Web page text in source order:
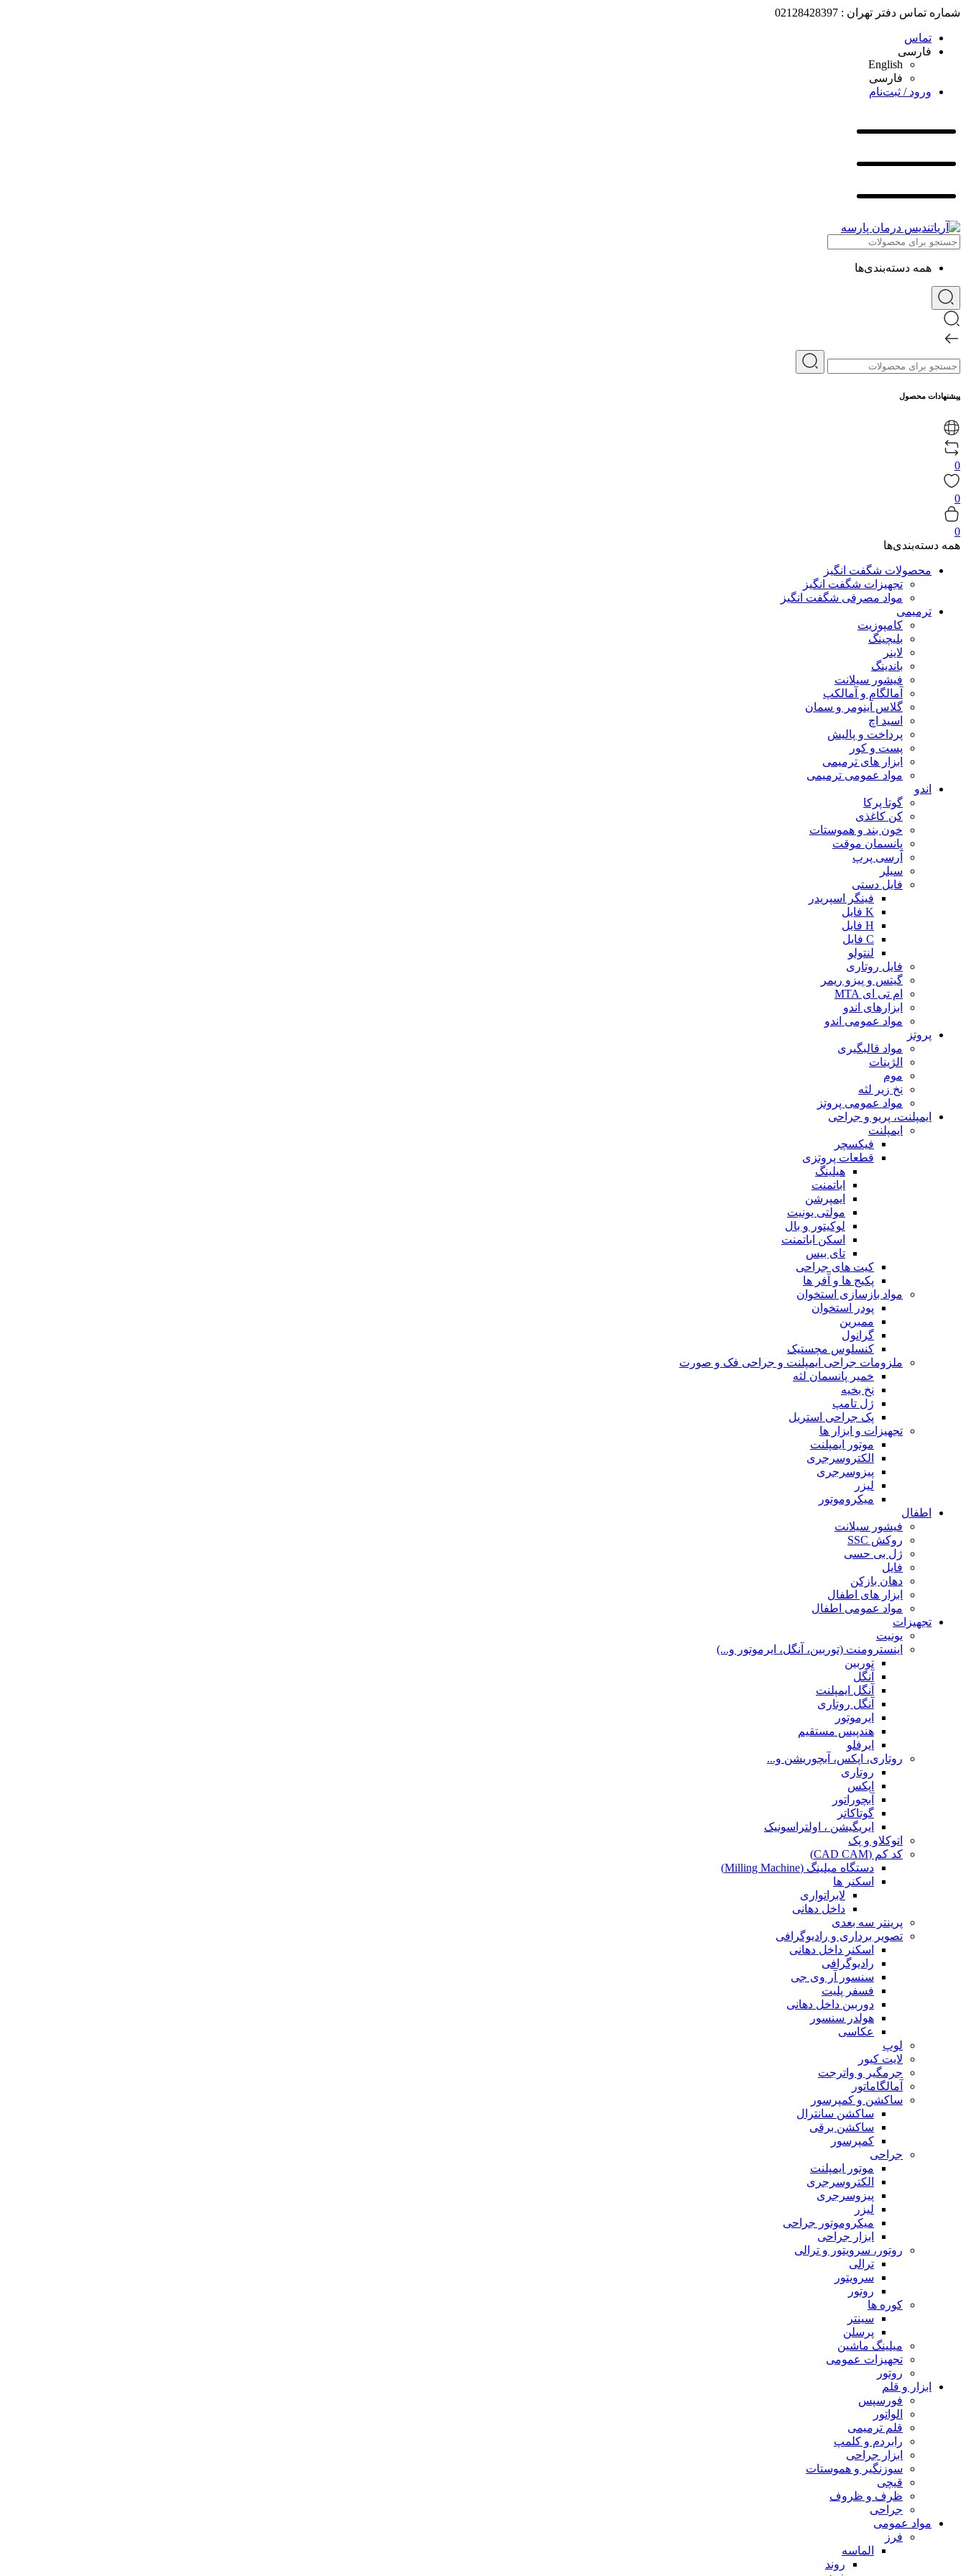
شماره تماس دفتر تهران : 02128428397
تماس
فارسی
English
فارسی
ورود / ثبت‌نام
همه دسته‌بندی‌ها
پیشنهادات محصول
0
0
0
همه دسته‌بندی‌ها
محصولات شگفت انگیز
تجهیزات شگفت انگیز
مواد مصرفی شگفت انگیز
ترمیمی
کامپوزیت
بلیچینگ
لاینر
باندینگ
فیشور سیلانت
آمالگام و آمالکپ
گلاس آینومر و سمان
اسید اچ
پرداخت و پالیش
پست و کور
ابزار های ترمیمی
مواد عمومی ترمیمی
اندو
گوتا پرکا
کن کاغذی
خون بند و هموستات
پانسمان موقت
آرسی پرپ
سیلر
فایل دستی
فینگر اسپریدر
K فایل
H فایل
C فایل
لنتولو
فایل روتاری
گیتس و پیزو ریمر
ام تی ای MTA
ابزارهای اندو
مواد عمومی اندو
پروتز
مواد قالبگیری
الژینات
موم
نخ زیر لثه
مواد عمومی پروتز
ایمپلنت، پریو و جراحی
ایمپلنت
فیکسچر
قطعات پروتزی
هیلینگ
اباتمنت
ایمپرشن
مولتی یونیت
لوکیتور و بال
اسکن اباتمنت
تای بیس
کیت های جراحی
پکیج ها و آفر ها
مواد بازسازی استخوان
پودر استخوان
ممبرین
گرانول
کنسلوس مچستیک
ملزومات جراحی ایمپلنت و جراحی فک و صورت
خمیر پانسمان لثه
نخ بخیه
ژل تامپ
پک جراحی استریل
تجهیزات و ابزار ها
موتور ایمپلنت
الکتروسرجری
پیزوسرجری
لیزر
میکروموتور
اطفال
فیشور سیلانت
روکش SSC
ژل بی حسی
فایل
دهان بازکن
ابزار های اطفال
مواد عمومی اطفال
تجهیزات
یونیت
اینسترومنت (توربین، آنگل، ایرموتور و...)
توربین
آنگل
آنگل ایمپلنت
آنگل روتاری
ایرموتور
هندپیس مستقیم
ایرفلو
روتاری، اپکس، آبچوریشن و...
روتاری
اپکس
آبچوراتور
گوتاکاتر
ایریگیشن ، اولتراسونیک
اتوکلاو و پک
کد کم (CAD CAM)
دستگاه میلینگ (Milling Machine)
اسکنر ها
لابراتواری
داخل دهانی
پرینتر سه بعدی
تصویر برداری و رادیوگرافی
اسکنر داخل دهانی
رادیوگرافی
سنسور آر وی جی
فسفر پلیت
دوربین داخل دهانی
هولدر سنسور
عکاسی
لوپ
لایت کیور
جرمگیر و واترجت
آمالگاماتور
ساکشن و کمپرسور
ساکشن سانترال
ساکشن برقی
کمپرسور
جراحی
موتور ایمپلنت
الکتروسرجری
پیزوسرجری
لیزر
میکروموتور جراحی
ابزار جراحی
روتور، سرویتور و ترالی
ترالی
سرویتور
روتور
کوره ها
سینتر
پرسلن
میلینگ ماشین
تجهیزات عمومی
روتور
ابزار و قلم
فورسپس
الواتور
قلم ترمیمی
رابردم و کلمپ
ابزار جراحی
سوزنگیر و هموستات
قیچی
ظرف و ظروف
جراحی
مواد عمومی
فرز
الماسه
روند